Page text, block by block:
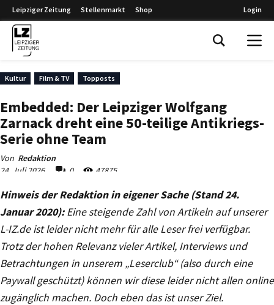
Hinweis der Redaktion in eigener Sache (Stand 24.
Januar 2020):Eine steigende Zahl von Artikeln auf unserer
L-IZ.de ist leider nicht mehr für alle Leser frei verfügbar.
Trotz der hohen Relevanz vieler Artikel, Interviews und
Betrachtungen in unserem „Leserclub“ (also durch eine
Paywall geschützt) können wir diese leider nicht allen online
zugänglich machen. Doch eben das ist unser Ziel.